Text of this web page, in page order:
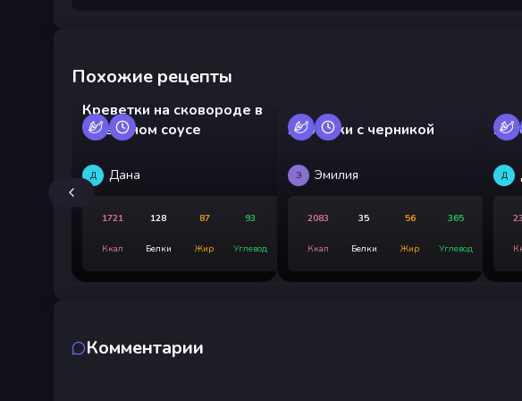
Похожие рецепты
Креветки на сковороде в
сливочном соусе
Д Дана
1721
Ккал
128
Белки
87
Жир
93
Углевод
Пирожки с черникой
Э Эмилия
2083
Ккал
35
Белки
56
Жир
365
Углевод
Д
Комментарии